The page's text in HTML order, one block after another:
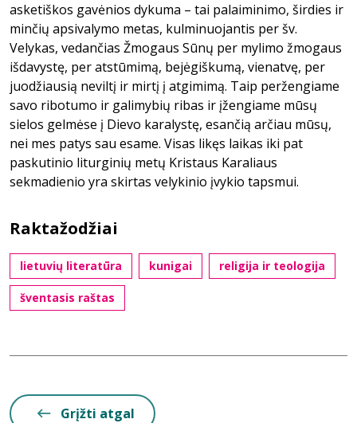
asketiškos gavėnios dykuma – tai palaiminimo, širdies ir
minčių apsivalymo metas, kulminuojantis per šv.
Velykas, vedančias Žmogaus Sūnų per mylimo žmogaus
išdavystę, per atstūmimą, bejėgiškumą, vienatvę, per
juodžiausią neviltį ir mirtį į atgimimą. Taip peržengiame
savo ribotumo ir galimybių ribas ir įžengiame mūsų
sielos gelmėse į Dievo karalystę, esančią arčiau mūsų,
nei mes patys sau esame. Visas likęs laikas iki pat
paskutinio liturginių metų Kristaus Karaliaus
sekmadienio yra skirtas velykinio įvykio tapsmui.
Raktažodžiai
lietuvių literatūra kunigai religija ir teologija
šventasis raštas
Grįžti atgal